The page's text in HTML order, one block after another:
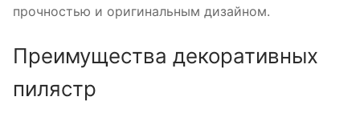
прочностью и оригинальным дизайном.
Преимущества декоративных
пилястр